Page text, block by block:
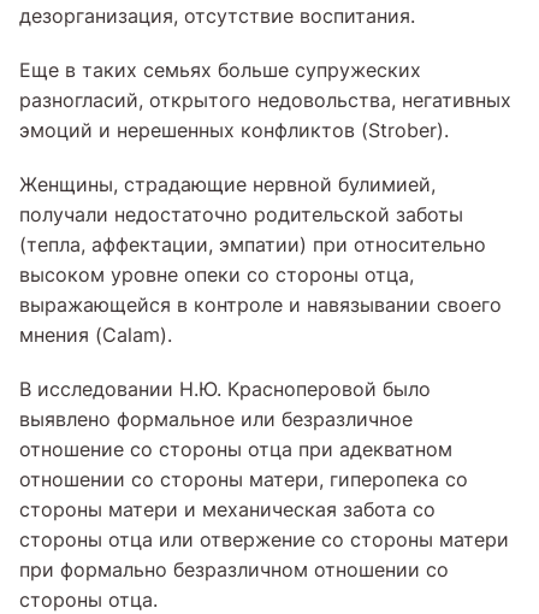
дезорганизация, отсутствие воспитания.
Еще в таких семьях больше супружеских
разногласий, открытого недовольства, негативных
эмоций и нерешенных конфликтов (Strober).
Женщины, страдающие нервной булимией,
получали недостаточно родительской заботы
(тепла, аффектации, эмпатии) при относительно
высоком уровне опеки со стороны отца,
выражающейся в контроле и навязывании своего
мнения (Calam).
В исследовании Н.Ю. Красноперовой было
выявлено формальное или безразличное
отношение со стороны отца при адекватном
отношении со стороны матери, гиперопека со
стороны матери и механическая забота со
стороны отца или отвержение со стороны матери
при формально безразличном отношении со
стороны отца.